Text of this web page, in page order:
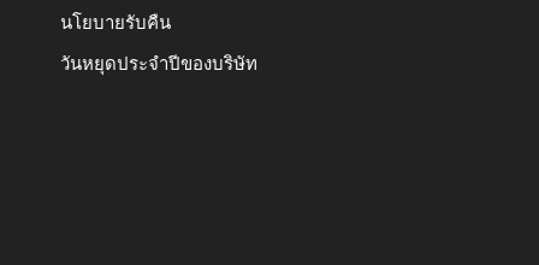
นโยบายรับคืน
วันหยุดประจำปีของบริษัท